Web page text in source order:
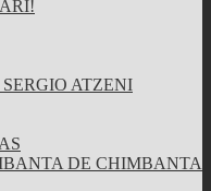
ATZENI
DE CHIMBANTA